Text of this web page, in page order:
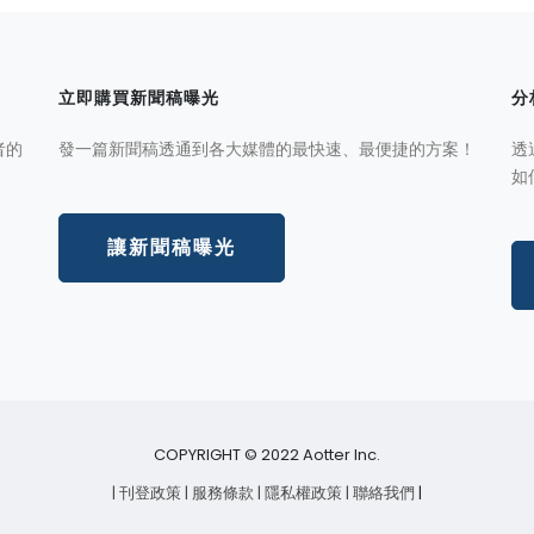
的
立即購買新聞稿曝光
發一篇新聞稿透通到各大媒體的最快速、最便捷的方案！
讓新聞稿曝光
分
透
如
COPYRIGHT © 2022 Aotter Inc.
| 刊登政策 | 服務條款 | 隱私權政策 | 聯絡我們 |